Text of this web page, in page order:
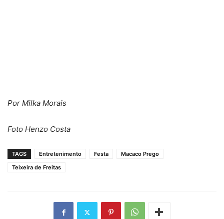
Por Milka Morais
Foto Henzo Costa
TAGS Entretenimento Festa
Macaco Prego
Teixeira de Freitas